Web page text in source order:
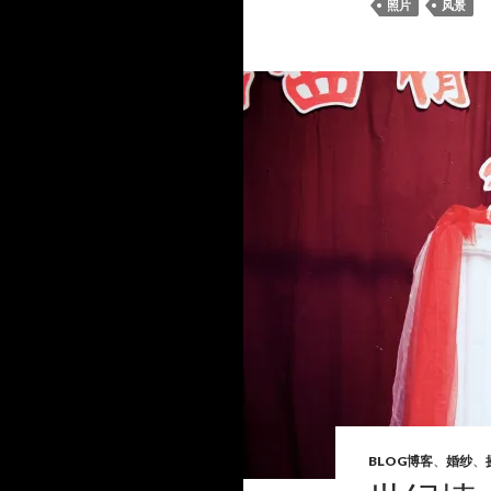
照片 风景
BLOG博客、 婚纱、